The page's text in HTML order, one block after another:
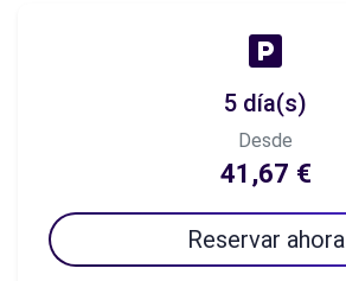
5 día(s)
Desde
41,67 €
Reservar ahora